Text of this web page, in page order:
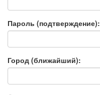
Пароль (подтверждение):
Город (ближайший):